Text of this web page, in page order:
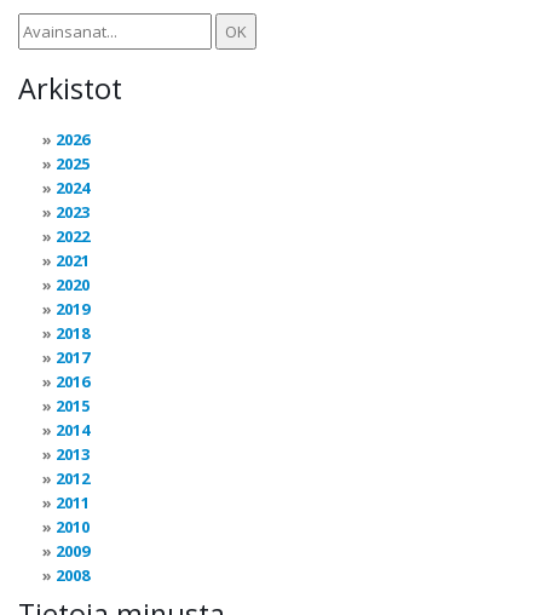
Arkistot
2026
2025
2024
2023
2022
2021
2020
2019
2018
2017
2016
2015
2014
2013
2012
2011
2010
2009
2008